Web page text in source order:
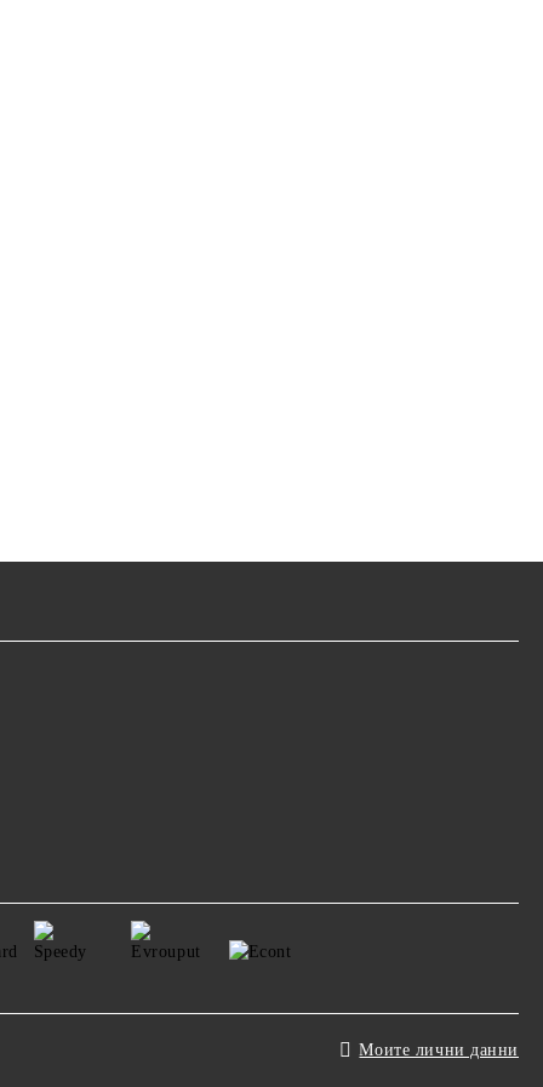
Моите лични данни